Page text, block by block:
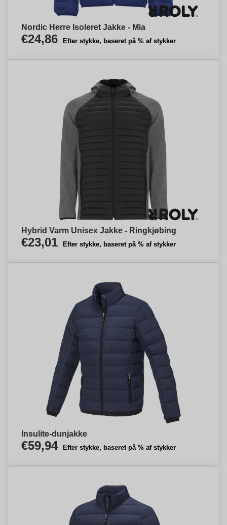
Nordic Herre Isoleret Jakke - Mia
€24,86 Efter stykke, baseret på % af stykker
Hybrid Varm Unisex Jakke - Ringkjøbing
€23,01 Efter stykke, baseret på % af stykker
Insulite-dunjakke
€59,94 Efter stykke, baseret på % af stykker